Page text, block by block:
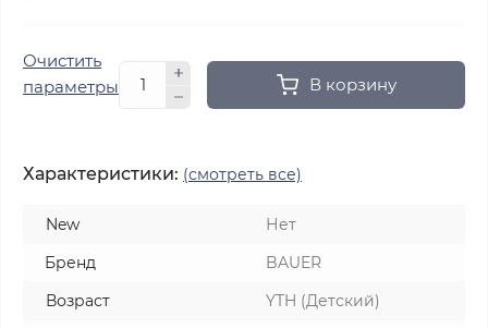
Очистить
параметры
В корзину
Характеристики: (смотреть все)
New
Нет
Бренд
BAUER
Возраст
YTH (Детский)